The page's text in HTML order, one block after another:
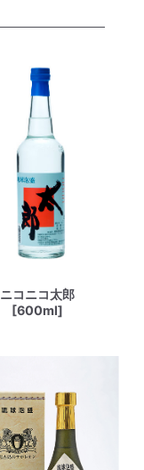
ニコニコ太郎
[600ml]